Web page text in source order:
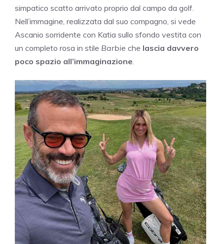
simpatico scatto arrivato proprio dal campo da golf.
Nell’immagine, realizzata dal suo compagno, si vede
Ascanio sorridente con Katia sullo sfondo vestita con
un completo rosa in stile Barbie che lascia davvero
poco spazio all’immaginazione